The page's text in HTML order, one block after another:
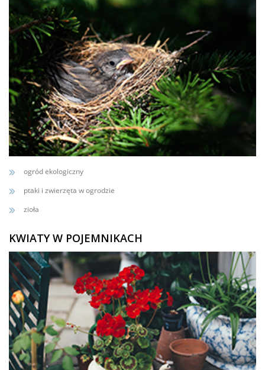
ogród ekologiczny
ptaki i zwierzęta w ogrodzie
zioła
KWIATY W POJEMNIKACH